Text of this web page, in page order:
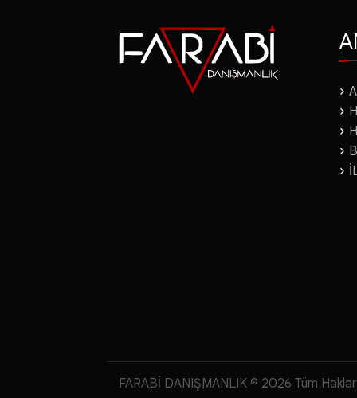
Yatırım Teşvik
FARABİ DANIŞMANLIK © 2026 Tüm Hakları